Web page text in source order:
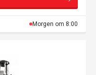
Morgen om 8:00